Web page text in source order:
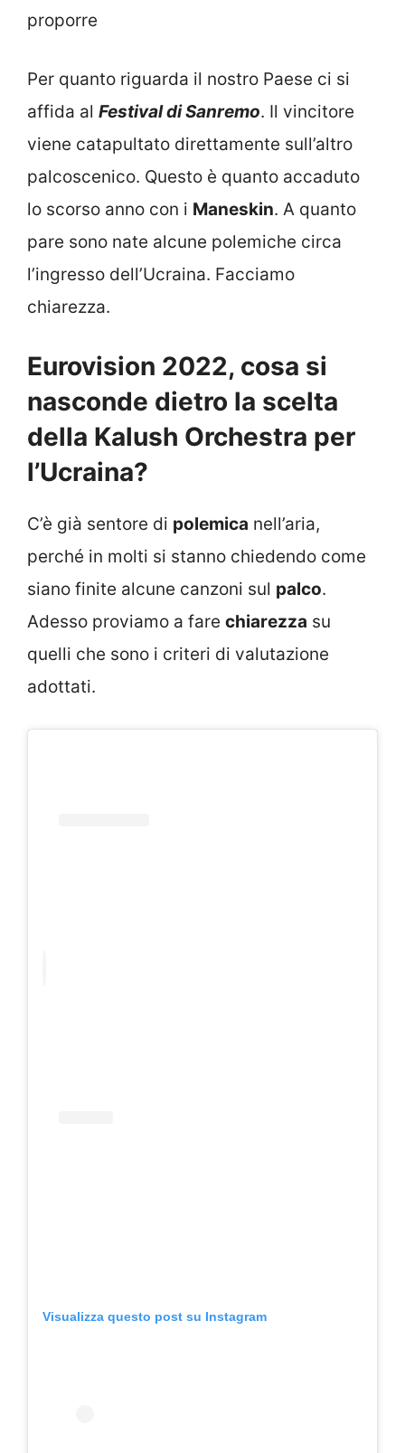
proporre
Per quanto riguarda il nostro Paese ci si
affida al Festival di Sanremo. Il vincitore
viene catapultato direttamente sull’altro
palcoscenico. Questo è quanto accaduto
lo scorso anno con i Maneskin. A quanto
pare sono nate alcune polemiche circa
l’ingresso dell’Ucraina. Facciamo
chiarezza.
Eurovision 2022, cosa si
nasconde dietro la scelta
della Kalush Orchestra per
l’Ucraina?
C’è già sentore di polemica nell’aria,
perché in molti si stanno chiedendo come
siano finite alcune canzoni sul palco.
Adesso proviamo a fare chiarezza su
quelli che sono i criteri di valutazione
adottati.
Visualizza questo post su Instagram